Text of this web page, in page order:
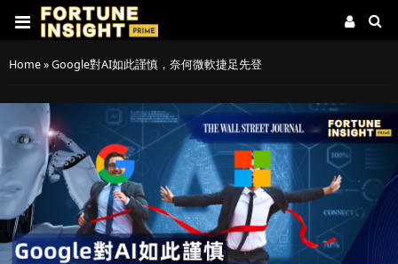
Home»Google對AI如此謹慎，奈何微軟捷足先登